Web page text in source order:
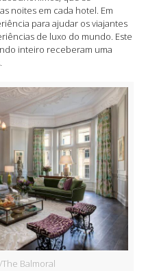
noites em cada hotel. Em
para ajudar os viajantes
de luxo do mundo. Este
inteiro receberam uma
Balmoral